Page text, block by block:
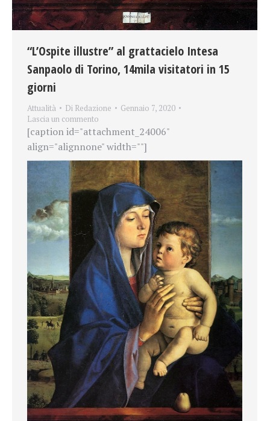
“L’Ospite illustre” al grattacielo Intesa
Sanpaolo di Torino, 14mila visitatori in 15
giorni
Attualità Di Redazione
Gennaio 7, 2020
Lascia un commento
[caption id="attachment_24006"
align="alignnone" width=""]